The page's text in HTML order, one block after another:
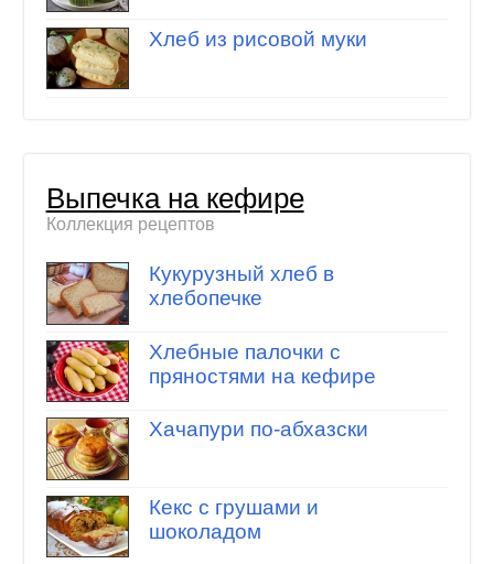
Хлеб из рисовой муки
Выпечка на кефире
Коллекция рецептов
Кукурузный хлеб в
хлебопечке
Хлебные палочки с
пряностями на кефире
Хачапури по-абхазски
Кекс с грушами и
шоколадом